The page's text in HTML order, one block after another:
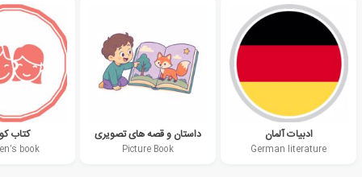
ادبیات آلمان
German literature
داستان و قصه های تصویری
Picture Book
کتاب
book